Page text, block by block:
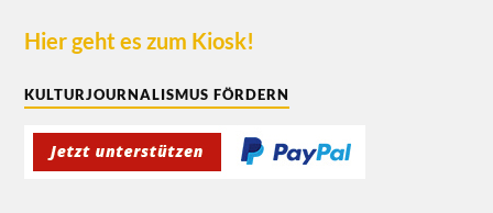
Hier geht es zum Kiosk!
KULTURJOURNALISMUS FÖRDERN